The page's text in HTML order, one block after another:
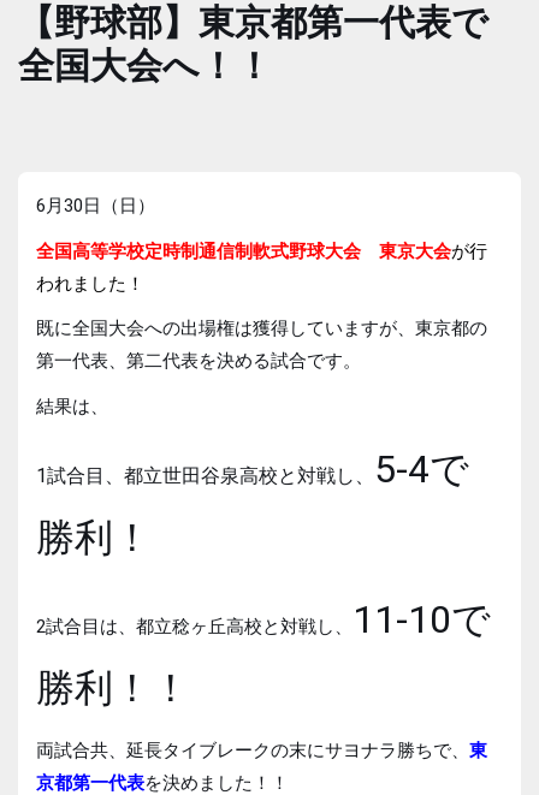
【野球部】東京都第一代表で
全国大会へ！！
6月30日（日）
全国高等学校定時制通信制軟式野球大会 東京大会が行
われました！
既に全国大会への出場権は獲得していますが、東京都の
第一代表、第二代表を決める試合です。
結果は、
1試合目、都立世田谷泉高校と対戦し、
5-4で
勝利！
2試合目は、都立稔ヶ丘高校と対戦し、
11-10で
勝利！！
両試合共、延長タイブレークの末にサヨナラ勝ちで、 東
京都第一代表を決めました！！